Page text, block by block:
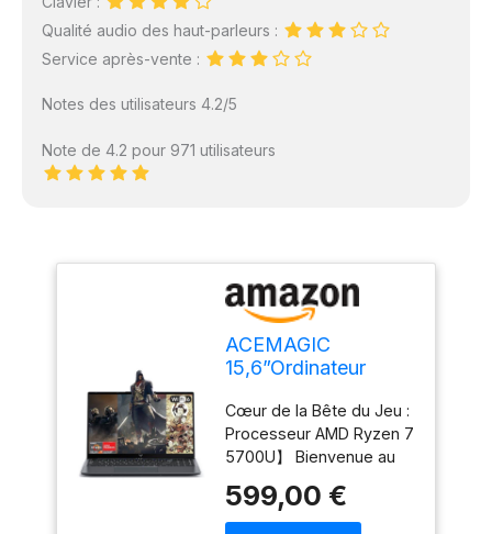
Qualité audio des haut-parleurs :
Service après-vente :
Notes des utilisateurs 4.2/5
Note de 4.2 pour 971 utilisateurs
ACEMAGIC
15,6”Ordinateur
5700U(8
Core/16T,4,3 GHz)
Boîtier métallique 16
Go RAM DDR4*2
NVME 512Go SSD
Extension
Cœur de la Bête du Jeu :
Processeur AMD Ryzen 7
5700U】 Bienvenue au
L'ordinateur portable
ACEMAGIC est équipé du
599,00 €